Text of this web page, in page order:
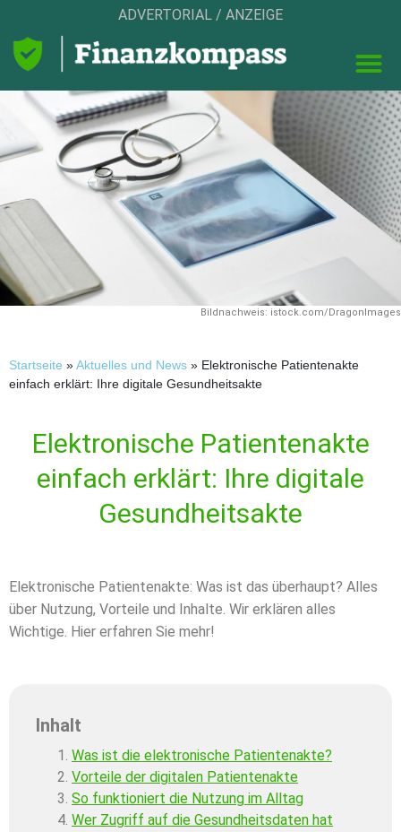
ADVERTORIAL / ANZEIGE
Bildnachweis: istock.com/DragonImages
Startseite » Aktuelles und News » Elektronische Patientenakte
einfach erklärt: Ihre digitale Gesundheitsakte
Elektronische Patientenakte
einfach erklärt: Ihre digitale
Gesundheitsakte
Elektronische Patientenakte: Was ist das überhaupt? Alles
über Nutzung, Vorteile und Inhalte. Wir erklären alles
Wichtige. Hier erfahren Sie mehr!
Inhalt
Was ist die elektronische Patientenakte?
Vorteile der digitalen Patientenakte
So funktioniert die Nutzung im Alltag
Wer Zugriff auf die Gesundheitsdaten hat